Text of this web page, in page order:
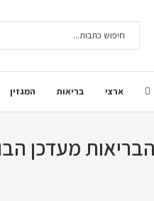
ארצי בריאות המגזין